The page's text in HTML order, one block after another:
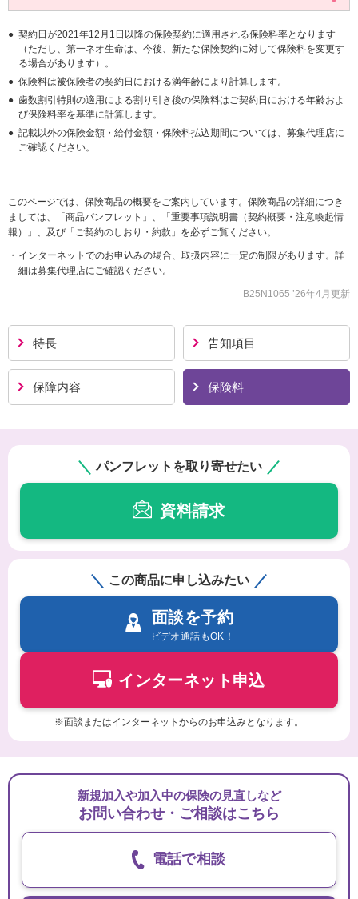
契約日が2021年12月1日以降の保険契約に適用される保険料率となります
（ただし、第一ネオ生命は、今後、新たな保険契約に対して保険料を変更す
る場合があります）。
保険料は被保険者の契約日における満年齢により計算します。
歯数割引特則の適用による割り引き後の保険料はご契約日における年齢およ
び保険料率を基準に計算します。
記載以外の保険金額・給付金額・保険料払込期間については、募集代理店に
ご確認ください。
このページでは、保険商品の概要をご案内しています。保険商品の詳細につき
ましては、
「商品パンフレット」、「重要事項説明書（契約概要・注意喚起情
報）」、及び「ご契約のしおり・約款」を必ずご覧ください。
インターネットでのお申込みの場合、取扱内容に一定の制限があります。詳
細は募集代理店にご確認ください。
B25N1065 ’26年4月更新
特長 告知項目
保障内容 保険料
パンフレットを取り寄せたい
資料請求
この商品に申し込みたい
面談を予約
ビデオ通話もOK！
インターネット申込
※面談またはインターネットからのお申込みとなります。
新規加入や加入中の保険の見直しなど
お問い合わせ・ご相談はこちら
電話で相談